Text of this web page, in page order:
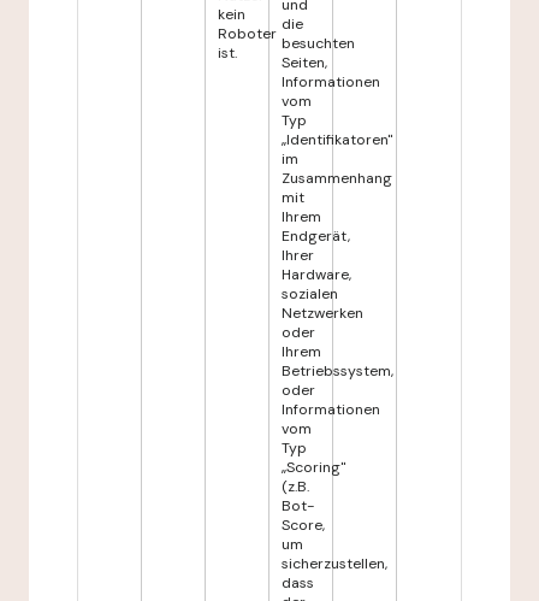
kein
Roboter
ist.
und
die
besuchten
Seiten,
Informationen
vom
Typ
„Identifikatoren"
im
Zusammenhang
mit
Ihrem
Endgerät,
Ihrer
Hardware,
sozialen
Netzwerken
oder
Ihrem
Betriebssystem,
oder
Informationen
vom
Typ
„Scoring"
(z.B.
Bot-
Score,
um
sicherzustellen,
dass